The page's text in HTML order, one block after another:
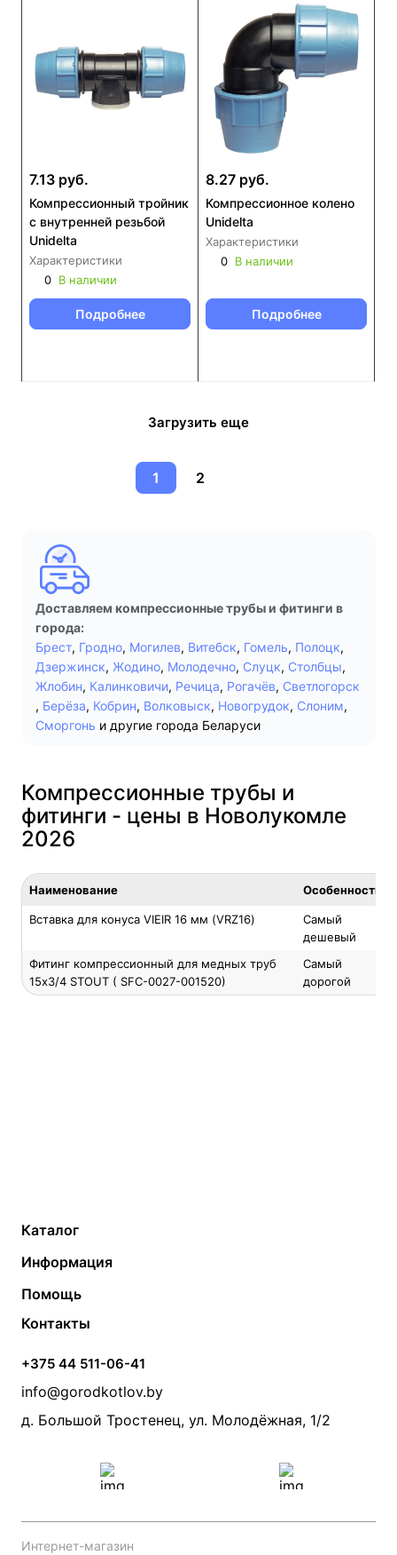
7.13 руб.
Компрессионный тройник
с внутренней резьбой
Unidelta
Характеристики
0 В наличии
Подробнее
8.27 руб.
Компрессионное колено
Unidelta
Характеристики
0 В наличии
Подробнее
Загрузить еще
1 2
Доставляем компрессионные трубы и фитинги в
города:
Брест, Гродно, Могилев, Витебск, Гомель, Полоцк,
Дзержинск, Жодино, Молодечно, Слуцк, Столбцы,
Жлобин, Калинковичи, Речица, Рогачёв, Светлогорск
, Берёза, Кобрин, Волковыск, Новогрудок, Слоним,
Сморгонь и другие города Беларуси
Компрессионные трубы и
фитинги - цены в Новолукомле
2026
Наименование Особенность
Вставка для конуса VIEIR 16 мм (VRZ16)
Самый
дешевый
Фитинг компрессионный для медных труб
15x3/4 STOUT ( SFC-0027-001520)
Самый
дорогой
Каталог
Твердотопливные котлы
Электрические котлы
Банные печи
Камины и печи
Теплый пол
Радиаторы
Насосы
Дымоходы
Информация
Контакты
Статьи
Акции
Производители
Помощь
Монтаж систем отопления
Прайс по монтажу систем отопления
Проект систем отопления
Контакты
+375 44 511-06-41
info@gorodkotlov.by
д. Большой Тростенец, ул. Молодёжная, 1/2
Интернет-магазин